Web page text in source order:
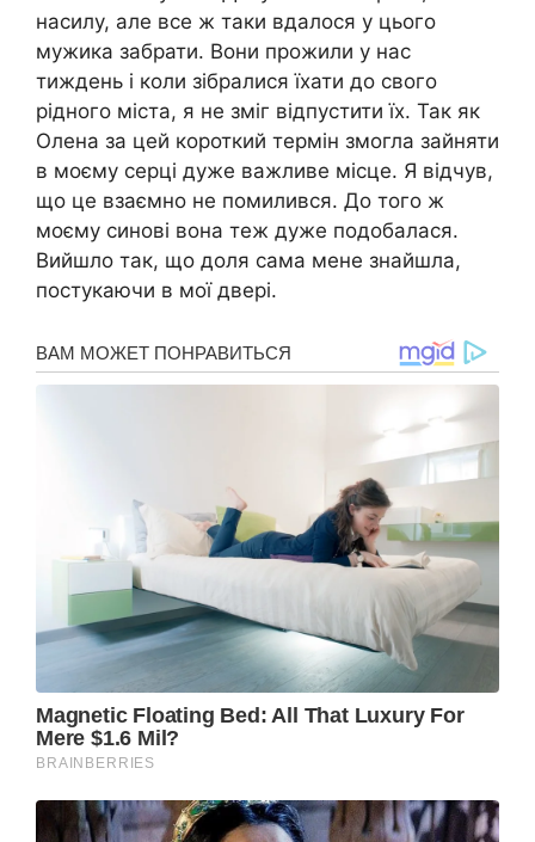
насилу, але все ж таки вдалося у цього
мужика забрати. Вони прожили у нас
тиждень і коли зібралися їхати до свого
рідного міста, я не зміг відпустити їх. Так як
Олена за цей короткий термін змогла зайняти
в моєму серці дуже важливе місце. Я відчув,
що це взаємно не помилився. До того ж
моєму синові вона теж дуже подобалася.
Вийшло так, що доля сама мене знайшла,
постукаючи в мої двері.